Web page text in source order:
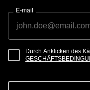
E-mail
Durch Anklicken des